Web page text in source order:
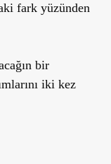
fark yüzünden
bir
iki kez